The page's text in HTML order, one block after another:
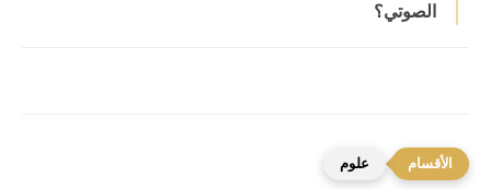
الصوتي؟
علوم